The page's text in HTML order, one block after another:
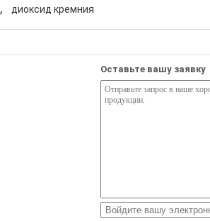
, диоксид кремния
Оставьте вашу заявку